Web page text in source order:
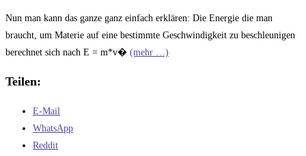
Nun man kann das ganze ganz einfach erklären: Die Energie die man
braucht, um Materie auf eine bestimmte Geschwindigkeit zu beschleunigen
berechnet sich nach E = m*v� (mehr …)
Teilen:
E-Mail
WhatsApp
Reddit